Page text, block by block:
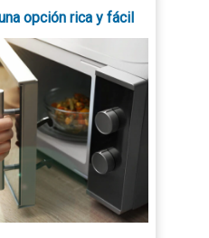
opción rica y fácil